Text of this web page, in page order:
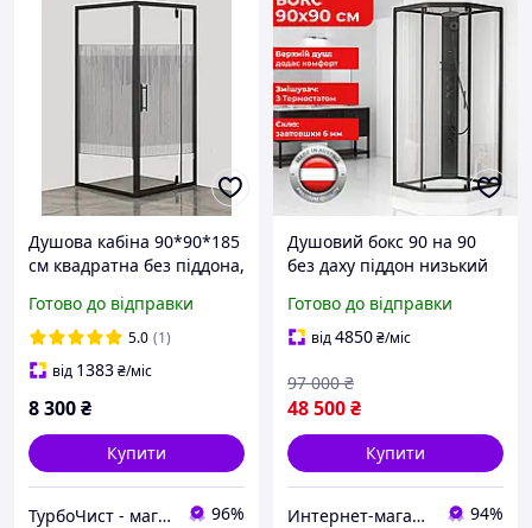
Душова кабіна 90*90*185
см квадратна без піддона,
візерунком 6 мм, чорний
профіль
Готово до відправки
5.0 (1)
від 1383₴/міс
8 300₴
Купити
ТурбоЧист - магазин сантехніки 96%
Душовий бокс 90 на 90
без даху піддон низький
душова кабіна чорний
профіль
Готово до відправки
від4850₴/міс
48 500₴
97 000 ₴
Купити
Интернет-магазин Строй Дом 94%